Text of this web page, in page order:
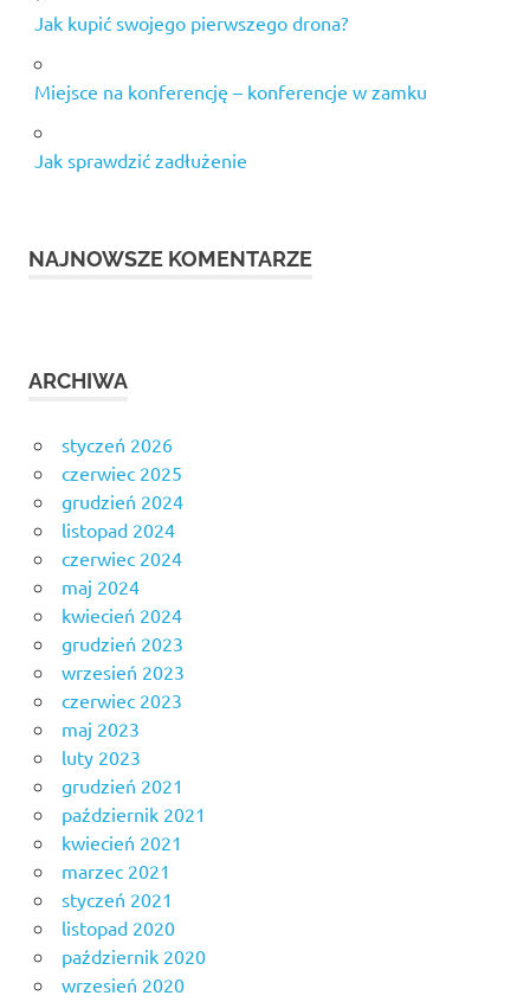
Jak kupić swojego pierwszego drona?
Miejsce na konferencję – konferencje w zamku
Jak sprawdzić zadłużenie
NAJNOWSZE KOMENTARZE
ARCHIWA
styczeń 2026
czerwiec 2025
grudzień 2024
listopad 2024
czerwiec 2024
maj 2024
kwiecień 2024
grudzień 2023
wrzesień 2023
czerwiec 2023
maj 2023
luty 2023
grudzień 2021
październik 2021
kwiecień 2021
marzec 2021
styczeń 2021
listopad 2020
październik 2020
wrzesień 2020